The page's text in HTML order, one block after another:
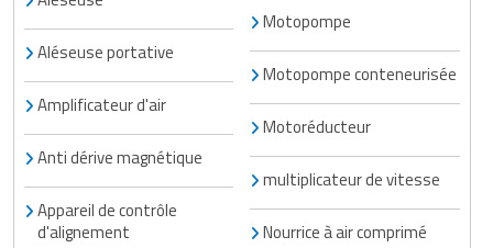
Ustensile cuisine professionnel
Vêtements personnalisés
Vitrines pour magasin
Traitement de l'air
Trancheuse professionnelle
Transformateur électrique
Tubes et profilés
Tapis de bureau
Tapis et caillebotis
Traitement des surfaces
Traitement du linge
Vestiaires et casiers
Equipements de football
Equipements pour patinage
Equipements pour roller
Equipements pour skateboard
Pétrin professionnel
Piano de cuisson
Plats et plateaux
Portes commandes restaurant
Aléseuse portative
Amplificateur d'air
Anti dérive magnétique
Appareil de contrôle
d'alignement
Motopompe
Motopompe conteneurisée
Motoréducteur
multiplicateur de vitesse
Nourrice à air comprimé